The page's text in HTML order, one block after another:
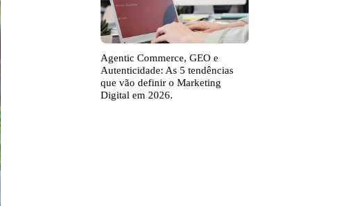
Agentic Commerce, GEO e
Autenticidade: As 5 tendências
que vão definir o Marketing
Digital em 2026.